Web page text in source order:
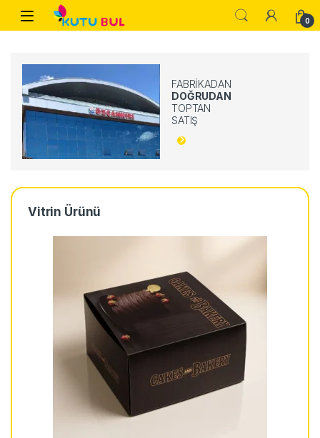
0
FABRIKADAN
DOĞRUDAN
TOPTAN
SATIŞ
Vitrin Ürünü